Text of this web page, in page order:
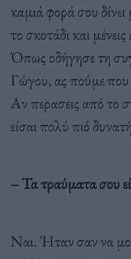
καµιά φορά σου
το σκοτάδι και
Όπως οδήγησε τη
Γώγου, ας πούµε που
Αν περασεις από το
είσαι πολύ πιό
– Τα τραύµατα σου
Ναι. Ήταν σαν να